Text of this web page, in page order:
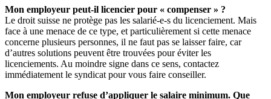
Mon employeur peut-il licencier pour « compenser » ?
Le droit suisse ne protège pas les salarié-e-s du licenciement. Mais
face à une menace de ce type, et particulièrement si cette menace
concerne plusieurs personnes, il ne faut pas se laisser faire, car
d’autres solutions peuvent être trouvées pour éviter les
licenciements. Au moindre signe dans ce sens, contactez
immédiatement le syndicat pour vous faire conseiller.
Mon employeur refuse d’appliquer le salaire minimum. Que